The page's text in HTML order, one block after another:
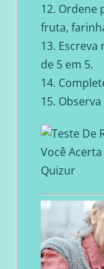
12. Ordene
fruta,
13.
de 5 em 5.
14.
15.